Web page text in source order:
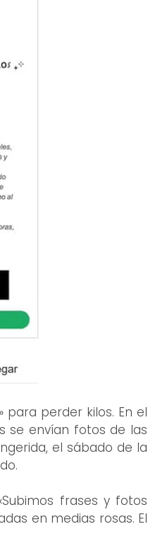
para perder kilos. En el
se envían fotos de las
el sábado de la
frases y fotos
en medias rosas. El